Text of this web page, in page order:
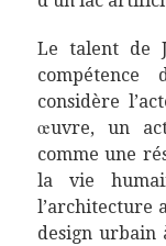
Le talent de
compétence
considère
œuvre, un
comme une
la vie
l’architecture
design urbain